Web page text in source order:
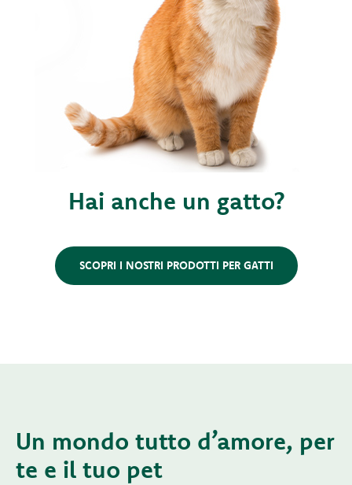
Hai anche un gatto?
SCOPRI I NOSTRI PRODOTTI PER GATTI
Un mondo tutto d’amore, per
te e il tuo pet